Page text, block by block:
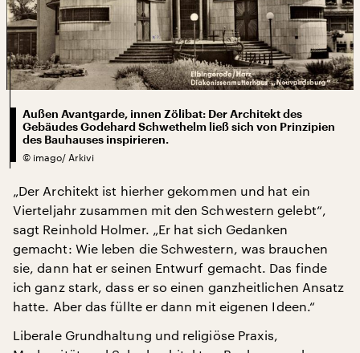
Außen Avantgarde, innen Zölibat: Der Architekt des
Gebäudes Godehard Schwethelm ließ sich von Prinzipien
des Bauhauses inspirieren.
© imago/ Arkivi
„Der Architekt ist hierher gekommen und hat ein
Vierteljahr zusammen mit den Schwestern gelebt“,
sagt Reinhold Holmer. „Er hat sich Gedanken
gemacht: Wie leben die Schwestern, was brauchen
sie, dann hat er seinen Entwurf gemacht. Das finde
ich ganz stark, dass er so einen ganzheitlichen Ansatz
hatte. Aber das füllte er dann mit eigenen Ideen.“
Liberale Grundhaltung und religiöse Praxis,